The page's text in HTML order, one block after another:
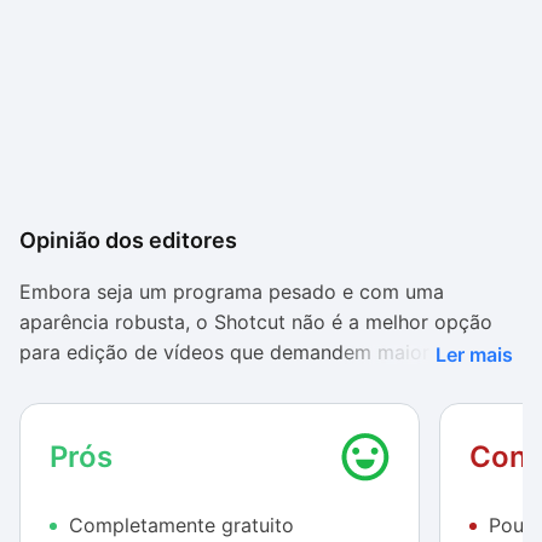
Opinião dos editores
Embora seja um programa pesado e com uma
aparência robusta, o Shotcut não é a melhor opção
para edição de vídeos que demandem maior
carente de boas ferramentas que permitam fazer
alterações de boa qualidade nos clipes trabalhados.
Os poucos filtros e efeitos especiais presentes no app
nem mesmo o nível de otimização de brilho será
Ler mais
Prós
Completamente gratuito